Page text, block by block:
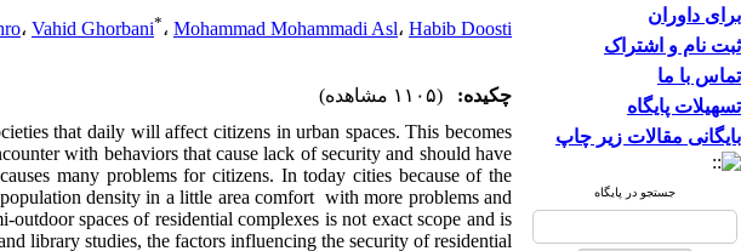
برای داوران
ثبت نام و اشتراک
تماس با ما
تسهیلات پایگاه
بایگانی مقالات زیر چاپ
جستجو در پایگاه
، Vahid Ghorbani*، Mohammad Mohammadi Asl، Habib Doosti
چکیده:
(۱۱۰۵ مشاهده)
that daily will affect citizens in urban spaces. This becomes
with behaviors that cause lack of security and should have
many problems for citizens. In today cities because of the
density in a little area comfort with more problems and
outdoor spaces of residential complexes is not exact scope and is
library studies, the factors influencing the security of residential